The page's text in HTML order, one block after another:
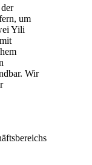
um
Yili
Wir